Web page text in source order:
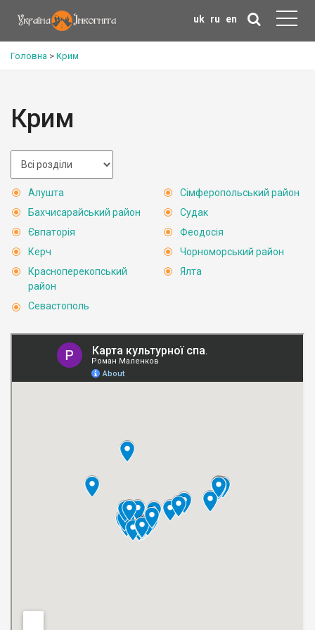
uk ru en
Головна > Крим
Крим
Алушта
Бахчисарайський район
Євпаторія
Керч
Красноперекопський
район
Севастополь
Сімферопольський район
Судак
Феодосія
Чорноморський район
Ялта